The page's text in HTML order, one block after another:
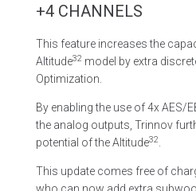
+4 CHANNELS
This feature increases the
Altitude32 model by extra
Optimization.
By enabling the use of 4x AES/
the analog outputs, Trinnov
potential of the Altitude32
This update comes free of
who can now add extra